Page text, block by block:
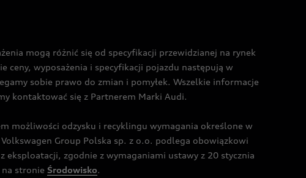
mogą różnić się od specyfikacji przewidzianej na rynek
ceny, wyposażenia i specyfikacji pojazdu następują w
sobie prawo do zmian i pomyłek. Wszelkie informacje
kontaktować się z Partnerem Marki Audi.
możliwości odzysku i recyklingu wymagania określone w
Group Polska sp. z o.o. podlega obowiązkowi
zgodnie z wymaganiami ustawy z 20 stycznia
stronie Środowisko.